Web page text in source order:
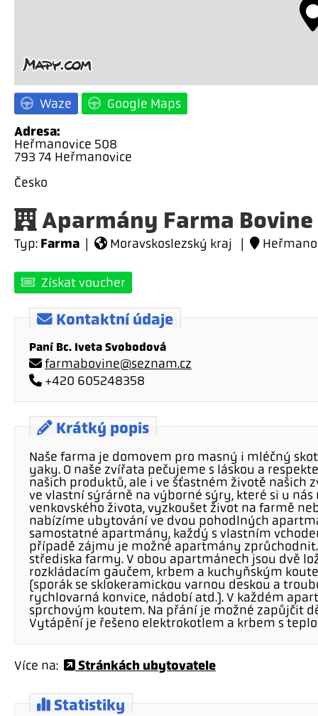
Waze Google Maps
Adresa:
Heřmanovice 508
793 74 Heřmanovice
Česko
Aparmány Farma Bovine
Typ: Farma | Moravskoslezský kraj |
Získat voucher
Kontaktní údaje
Paní Bc. Iveta Svobodová
farmabovine@seznam.cz
+420 605248358
Krátký popis
Naše farma je domovem pro masný i mléčný
yaky. O naše zvířata pečujeme s láskou a
našich produktů, ale i ve šťastném životě našich
ve vlastní sýrárně na výborné sýry, které si u
venkovského života, vyzkoušet život na farmě
nabízíme ubytování ve dvou pohodlných
samostatné apartmány, každý s vlastním
případě zájmu je možné apartmány
střediska farmy. V obou apartmánech jsou dvě
rozkládacím gaučem, krbem a kuchyňským
(sporák se sklokeramickou varnou deskou a
rychlovarná konvice, nádobí atd.). V každém
sprchovým koutem. Na přání je možné zapůjčit
Vytápění je řešeno elektrokotlem a krbem s
Více na: Stránkách ubytovatele
Statistiky